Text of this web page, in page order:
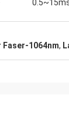
1064nm,